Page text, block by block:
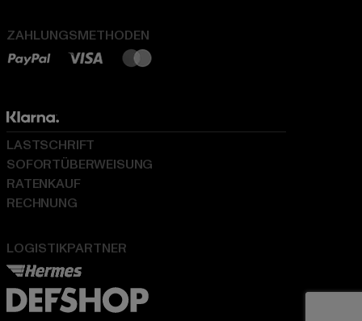
ZAHLUNGSMETHODEN
LOGISTIKPARTNER
LASTSCHRIFT
SOFORTÜBERWEISUNG
RATENKAUF
RECHNUNG